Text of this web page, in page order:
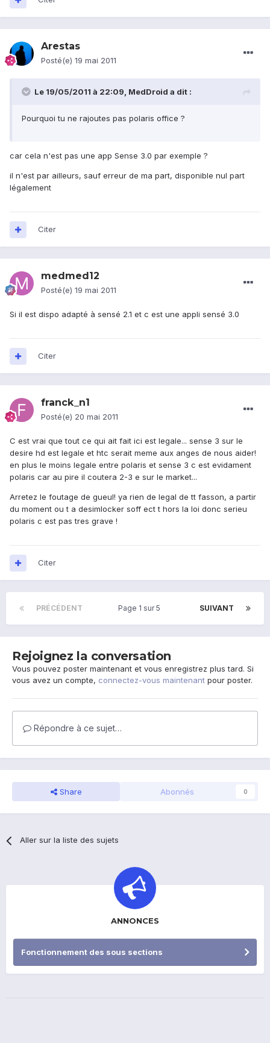
Arestas
Posté(e) 19 mai 2011
Le 19/05/2011 à 22:09, MedDroid a dit :
Pourquoi tu ne rajoutes pas polaris office ?
car cela n'est pas une app Sense 3.0 par exemple ?
il n'est par ailleurs, sauf erreur de ma part, disponible nul part
légalement
Citer
medmed12
Posté(e) 19 mai 2011
Si il est dispo adapté à sensé 2.1 et c est une appli sensé 3.0
Citer
franck_n1
Posté(e) 20 mai 2011
C est vrai que tout ce qui ait fait ici est legale... sense 3 sur le
desire hd est legale et htc serait meme aux anges de nous aider!
en plus le moins legale entre polaris et sense 3 c est evidament
polaris car au pire il coutera 2-3 e sur le market...
Arretez le foutage de gueul! ya rien de legal de tt fasson, a partir
du moment ou t a desimlocker soff ect t hors la loi donc serieu
polaris c est pas tres grave !
Citer
PRÉCÉDENT SUIVANT
Page 1 sur 5
Rejoignez la conversation
Vous pouvez poster maintenant et vous enregistrez plus tard. Si
vous avez un compte, connectez-vous maintenant pour poster.
Répondre à ce sujet…
Share Abonnés 0
Aller sur la liste des sujets
ANNONCES
Fonctionnement des sous sections